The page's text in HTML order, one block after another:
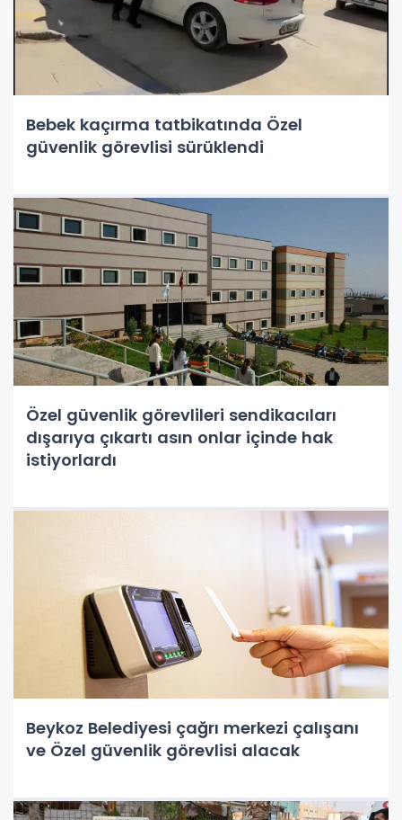
Bebek kaçırma tatbikatında Özel
güvenlik görevlisi sürüklendi
Özel güvenlik görevlileri sendikacıları
dışarıya çıkartı asın onlar içinde hak
istiyorlardı
Beykoz Belediyesi çağrı merkezi çalışanı
ve Özel güvenlik görevlisi alacak